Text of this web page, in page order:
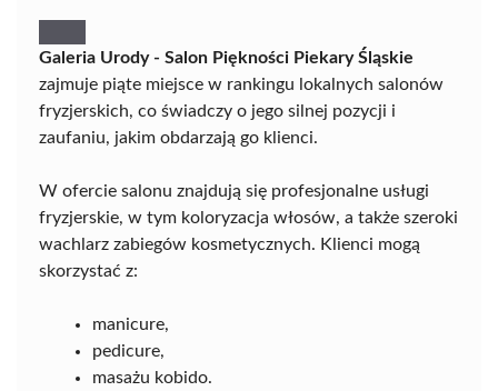
Galeria Urody - Salon Piękności Piekary Śląskie
zajmuje piąte miejsce w rankingu lokalnych salonów
fryzjerskich, co świadczy o jego silnej pozycji i
zaufaniu, jakim obdarzają go klienci.
W ofercie salonu znajdują się profesjonalne usługi
fryzjerskie, w tym koloryzacja włosów, a także szeroki
wachlarz zabiegów kosmetycznych. Klienci mogą
skorzystać z:
manicure,
pedicure,
masażu kobido.